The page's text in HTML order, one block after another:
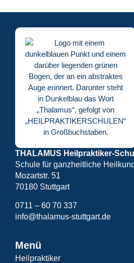
THALAMUS Heilpraktiker-
Schule für ganzheitliche
Mozartstr. 51
70180 Stuttgart
0711 – 60 70 337
info@thalamus-stuttgart.de
Menü
Heilpraktiker